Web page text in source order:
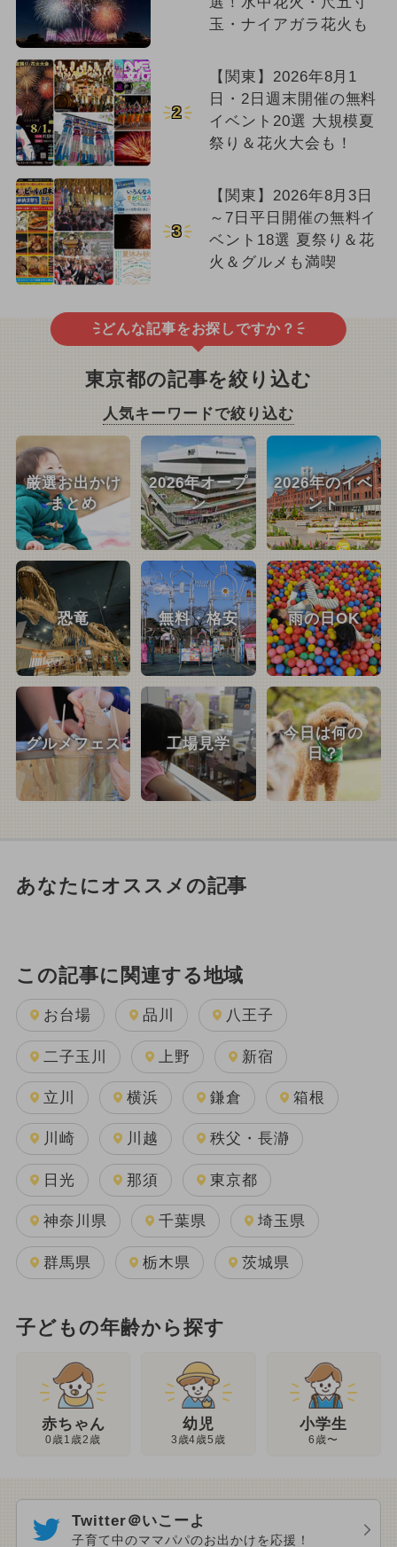
玉・ナイアガラ花火も
2
【関東】2026年8月1
日・2日週末開催の無料
イベント20選 大規模夏
祭り＆花火大会も！
3
【関東】2026年8月3日
～7日平日開催の無料イ
ベント18選 夏祭り＆花
火＆グルメも満喫
どんな記事をお探しですか？
東京都の記事を絞り込む
人気キーワードで絞り込む
厳選お出かけ
まとめ
2026年オープ
ン
2026年のイベ
ント
恐竜 無料・格安 雨の日OK
グルメフェス 工場見学
今日は何の
日？
あなたにオススメの記事
この記事に関連する地域
お台場 品川 八王子
二子玉川 上野 新宿
立川 横浜 鎌倉 箱根
川崎 川越 秩父・長瀞
日光 那須 東京都
神奈川県 千葉県 埼玉県
群馬県 栃木県 茨城県
子どもの年齢から探す
赤ちゃん
0歳1歳2歳
幼児
3歳4歳5歳
小学生
6歳〜
Twitter＠いこーよ
子育て中のママパパのお出かけを応援！